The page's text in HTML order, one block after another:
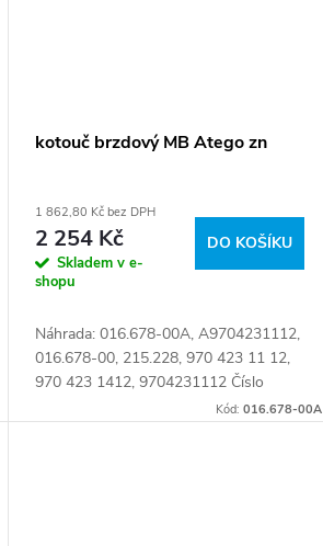
kotouč brzdový MB Atego zn
1 862,80 Kč bez DPH
2 254 Kč
Skladem v e-
shopu
DO KOŠÍKU
Náhrada: 016.678-00A, A9704231112,
016.678-00, 215.228, 970 423 11 12,
970 423 1412, 9704231112 Číslo
Kód: 016.678-00A